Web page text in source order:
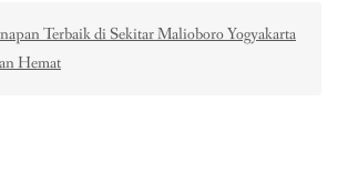
Terbaik di Sekitar Malioboro Yogyakarta
Hemat